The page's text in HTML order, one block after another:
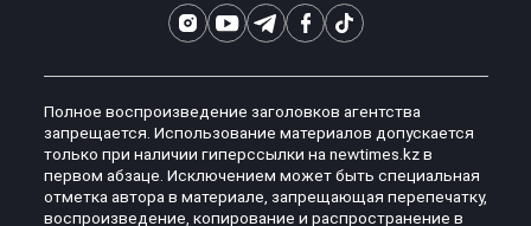
Полное воспроизведение заголовков агентства
запрещается. Использование материалов допускается
только при наличии гиперссылки на newtimes.kz в
первом абзаце. Исключением может быть специальная
отметка автора в материале, запрещающая перепечатку,
воспроизведение, копирование и распространение в